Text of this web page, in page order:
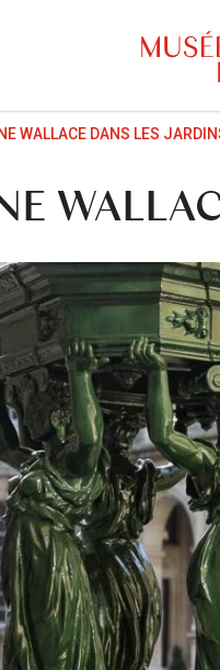
WALLACE DANS LES